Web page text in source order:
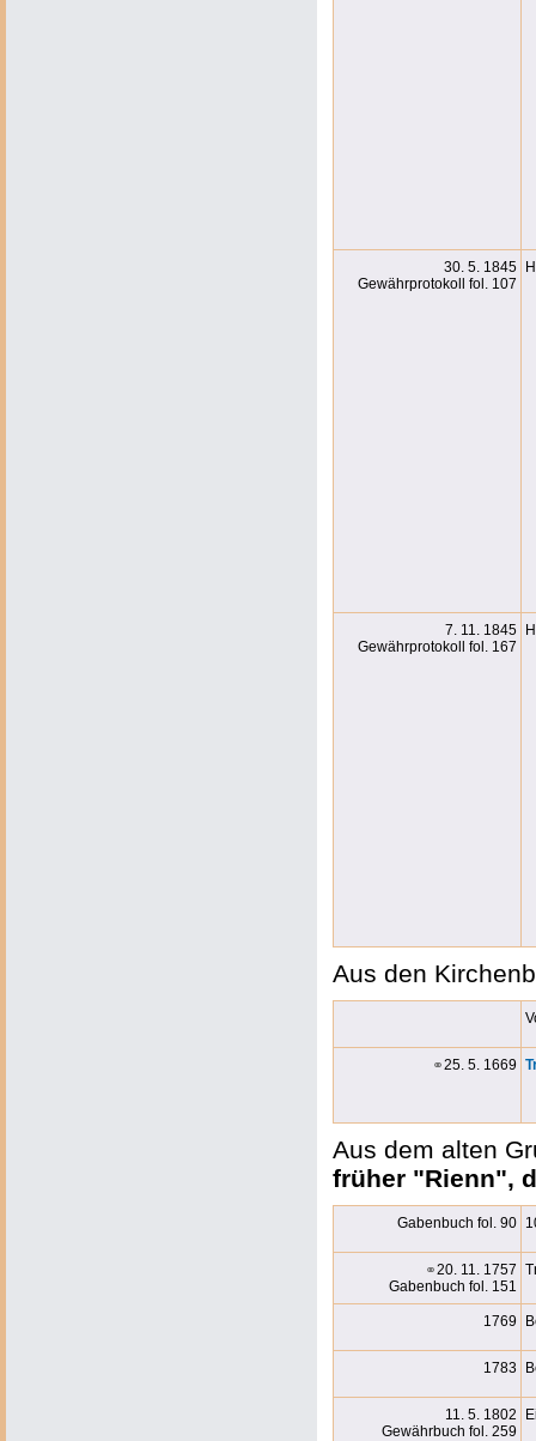
30. 5. 1845
Gewährprotokoll fol. 107
7. 11. 1845
Gewährprotokoll fol. 167
Aus den
⚭25. 5. 1669
Aus dem alten
früher "Rienn",
Gabenbuch fol. 90
⚭20. 11. 1757
Gabenbuch fol. 151
1769
1783
11. 5. 1802
Gewährbuch fol. 259